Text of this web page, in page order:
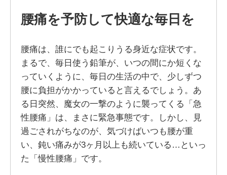
腰痛を予防して快適な毎日を
腰痛は、誰にでも起こりうる身近な症状です。
まるで、毎日使う鉛筆が、いつの間にか短くな
っていくように、毎日の生活の中で、少しずつ
腰に負担がかかっていると言えるでしょう。あ
る日突然、魔女の一撃のように襲ってくる「急
性腰痛」は、まさに緊急事態です。しかし、見
過ごされがちなのが、気づけばいつも腰が重
い、鈍い痛みが3ヶ月以上も続いている…といっ
た「慢性腰痛」です。